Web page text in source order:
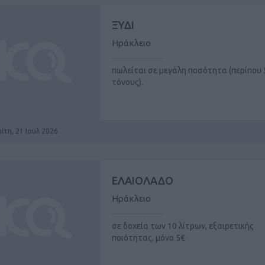
ΞΥΔΙ
Ηράκλειο
πωλείται σε μεγάλη ποσότητα (περίπου
τόνους).
21 Ιουλ 2026
ΕΛΑΙΟΛΑΔΟ
Ηράκλειο
σε δοχεία των 10 λίτρων, εξαιρετικής
ποιότητας, μόνο 5€